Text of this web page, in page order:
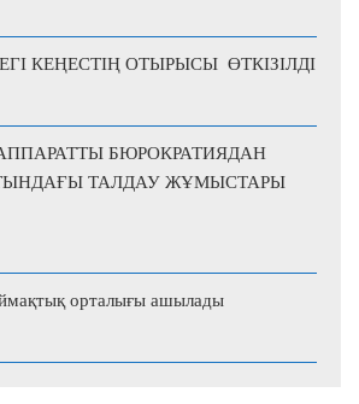
КЕҢЕСТІҢ ОТЫРЫСЫ ӨТКІЗІЛДІ
БЮРОКРАТИЯДАН
ТАЛДАУ ЖҰМЫСТАРЫ
орталығы ашылады